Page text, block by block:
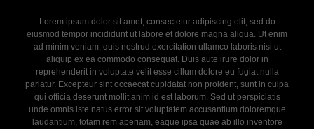
Lorem ipsum dolor sit amet, consectetur adipiscing elit, sed do
eiusmod tempor incididunt ut labore et dolore magna aliqua. Ut enim
ad minim veniam, quis nostrud exercitation ullamco laboris nisi ut
aliquip ex ea commodo consequat. Duis aute irure dolor in
reprehenderit in voluptate velit esse cillum dolore eu fugiat nulla
pariatur. Excepteur sint occaecat cupidatat non proident, sunt in culpa
qui officia deserunt mollit anim id est laborum. Sed ut perspiciatis
unde omnis iste natus error sit voluptatem accusantium doloremque
laudantium, totam rem aperiam, eaque ipsa quae ab illo inventore